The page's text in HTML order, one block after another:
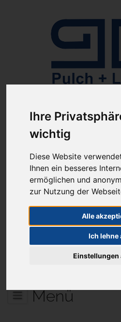
Ihre
wichtig
Diese Website
Ihnen ein besseres
ermöglichen und
zur Nutzung der
Alle
Ich lehne
Einstellungen
ab 100€ versandkostenfrei
(innerhalb Deutschlands)
Menü